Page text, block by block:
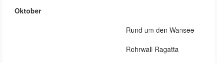
Oktober
Rund um den Wansee
Rohrwall Ragatta